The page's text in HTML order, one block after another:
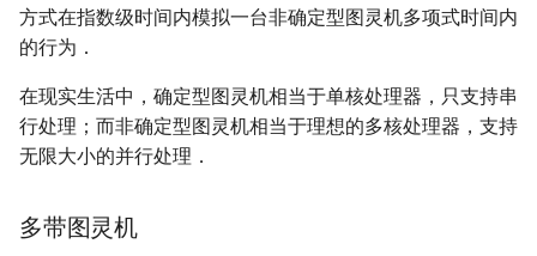
方式在指数级时间内模拟一台非确定型图灵机多项式时间内
的行为．
在现实生活中，确定型图灵机相当于单核处理器，只支持串
行处理；而非确定型图灵机相当于理想的多核处理器，支持
无限大小的并行处理．
多带图灵机